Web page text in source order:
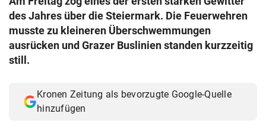
eingeben
des Jahres über die Steiermark. Die Feuerwehren
musste zu kleineren Überschwemmungen
ausrücken und Grazer Buslinien standen kurzzeitig
still.
Kronen Zeitung als bevorzugte Google-Quelle
hinzufügen